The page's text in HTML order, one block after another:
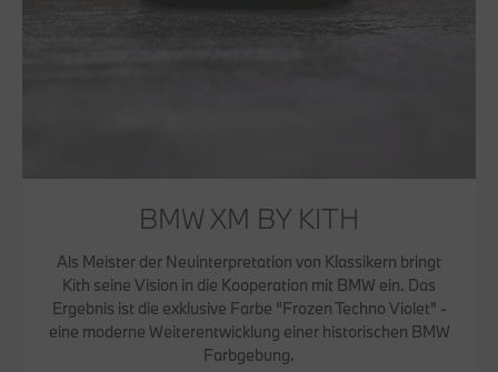
BMW XM BY KITH
Als Meister der Neuinterpretation von Klassikern bringt
Kith seine Vision in die Kooperation mit BMW ein. Das
Ergebnis ist die exklusive Farbe "Frozen Techno Violet" -
eine moderne Weiterentwicklung einer historischen BMW
Farbgebung.